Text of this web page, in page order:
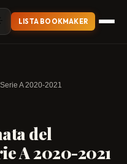
LISTA BOOKMAKER
A 2020-2021
del
A 2020-2021